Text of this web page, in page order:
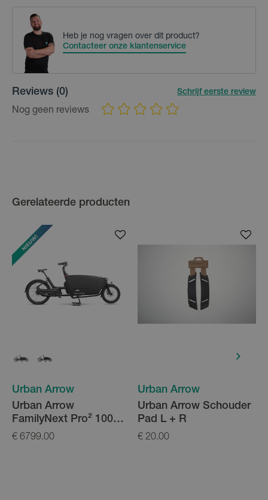
Heb je nog vragen over dit product?
Contacteer onze klantenservice
Reviews (0) Schrijf eerste review
Nog geen reviews
Gerelateerde producten
Urban Arrow
Urban Arrow
FamilyNext Pro² 100Nm
545Wh
€ 6799.00
Urban Arrow
Urban Arrow Schouder
Pad L + R
€ 20.00